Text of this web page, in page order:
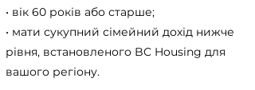
• вік 60 років або старше;
• мати сукупний сімейний дохід нижче
рівня, встановленого BC Housing для
вашого регіону.